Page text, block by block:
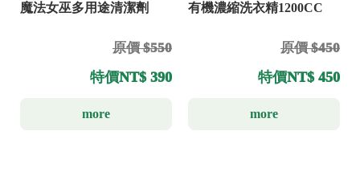
魔法女巫多用途清潔劑
原價 $550
特價NT$ 390
more
有機濃縮洗衣精1200CC
原價 $450
特價NT$ 450
more